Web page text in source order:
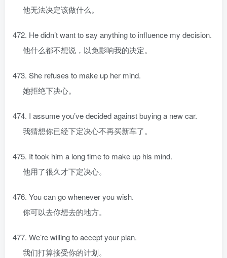
他无法决定该做什么。
472. He didn’t want to say anything to influence my decision.
他什么都不想说，以免影响我的决定。
473. She refuses to make up her mind.
她拒绝下决心。
474. I assume you’ve decided against buying a new car.
我猜想你已经下定决心不再买新车了。
475. It took him a long time to make up his mind.
他用了很久才下定决心。
476. You can go whenever you wish.
你可以去你想去的地方。
477. We’re willing to accept your plan.
我们打算接受你的计划。